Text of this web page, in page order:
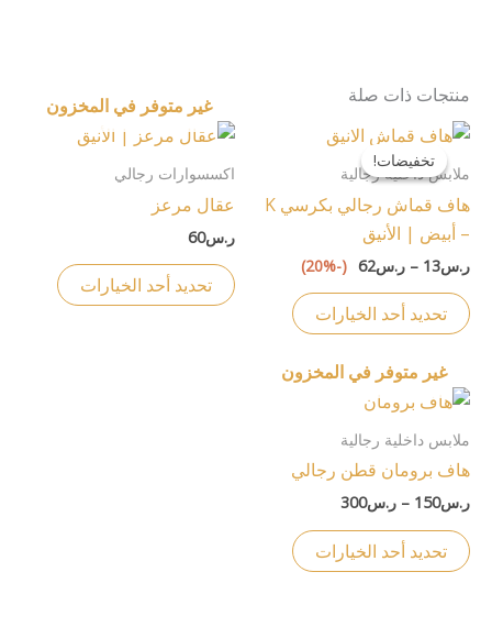
منتجات ذات صلة
تخفيضات!
تخفيضات!
ملابس داخلية رجالية
هاف قماش رجالي بكرسي K
– أبيض | الأنيق
ر.س13
– ر.س62
نطاق
السعر:
من
خلال
(-20%)
تحديد أحد الخيارات
الأشكال
المختلفة
المنتج.
المنتج
غير متوفر في المخزون
اكسسوارات رجالي
عقال مرعز
ر.س60
تحديد أحد الخيارات
لهذا
غير متوفر في المخزون
ملابس داخلية رجالية
هاف برومان قطن رجالي
ر.س150
– ر.س300
خلال
تحديد أحد الخيارات
لهذا